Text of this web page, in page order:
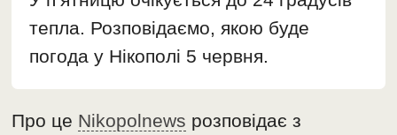
тепла. Розповідаємо, якою буде
погода у Нікополі 5 червня.
Про це Nikopolnews розповідає з